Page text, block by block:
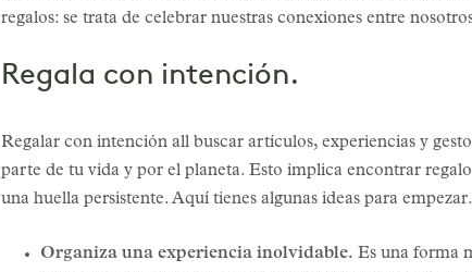
regalos: se trata de celebrar nuestras conexiones entre
Regala con intención.
Regalar con intención all buscar artículos, experiencias y
parte de tu vida y por el planeta. Esto implica encontrar
una huella persistente. Aquí tienes algunas ideas para empezar.
Organiza una experiencia inolvidable. Es una forma